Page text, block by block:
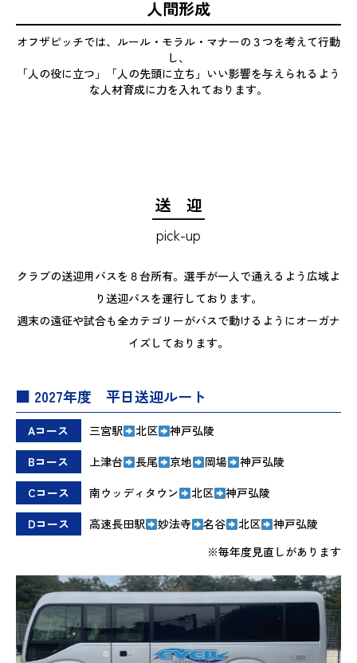
人間形成
オフザピッチでは、ルール・モラル・マナーの３つを考えて行動
し、
「人の役に立つ」「人の先頭に立ち」いい影響を与えられるよう
な人材育成に力を入れております。
送 迎
pick-up
クラブの送迎用バスを８台所有。選手が一人で通えるよう広域よ
り送迎バスを運行しております。
週末の遠征や試合も全カテゴリーがバスで動けるようにオーガナ
イズしております。
■ 2027年度 平日送迎ルート
Aコース 三宮駅 北区
神戸弘陵
Bコース
上津台 長尾 京地 岡場
神戸弘陵
Cコース
南ウッディタウン 北区
神戸弘陵
Dコース
高速長田駅 妙法寺 名谷 北区
神戸弘陵
※毎年度見直しがあります